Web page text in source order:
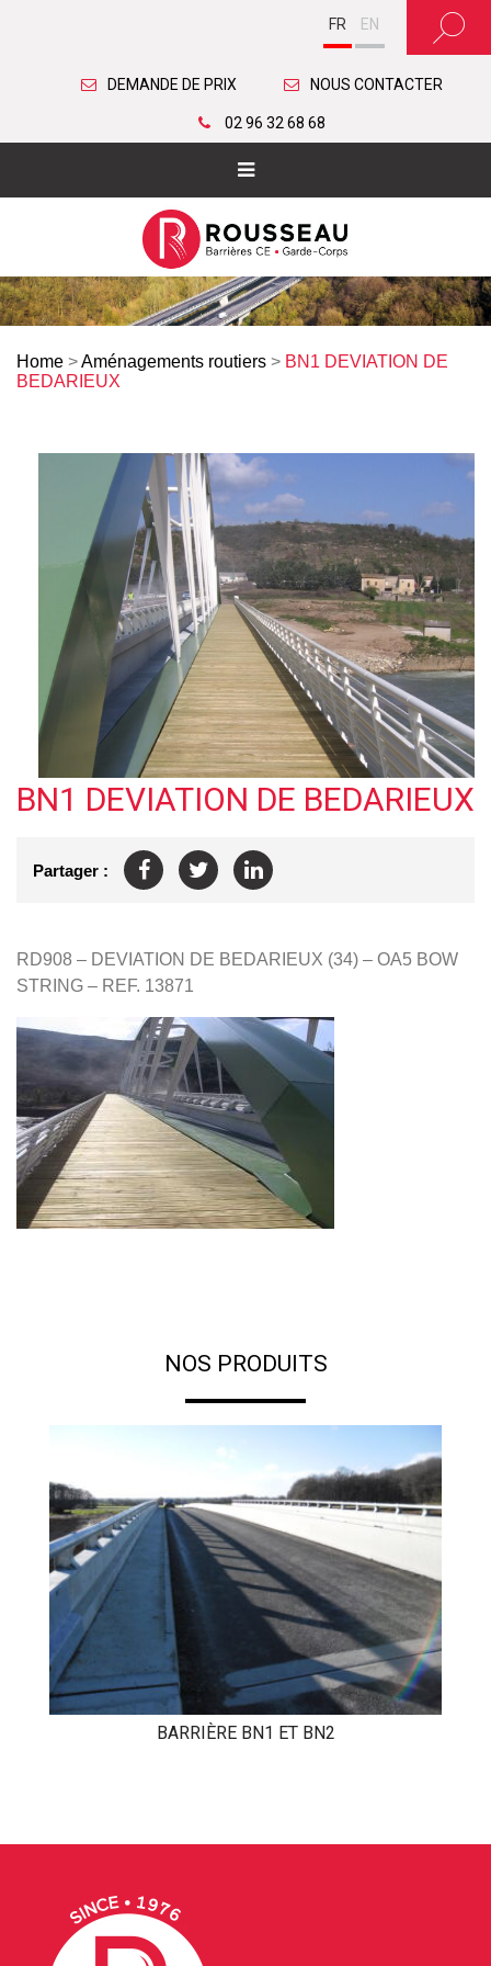
FR EN
DEMANDE DE PRIX NOUS CONTACTER
02 96 32 68 68
Home >Aménagements routiers > BN1 DEVIATION DE
BEDARIEUX
BN1 DEVIATION DE BEDARIEUX
Partager :
RD908 – DEVIATION DE BEDARIEUX (34) – OA5 BOW
STRING – REF. 13871
NOS PRODUITS
BARRIÈRE BN1 ET BN2